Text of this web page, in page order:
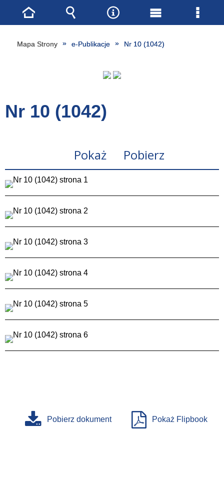
Mapa Strony e-Publikacje Nr 10 (1042)
Nr 10 (1042)
Pokaż Pobierz
Pobierz dokument Pokaż Flipbook
Strona
główna
Wyszukiwarka
NarzędziaMenu
główne
Menu